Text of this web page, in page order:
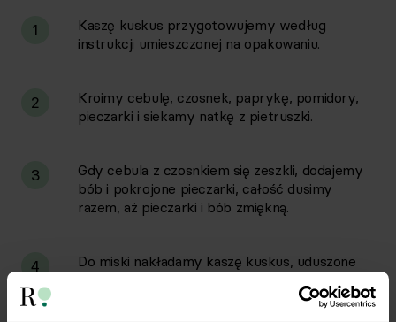
1
Kaszę kuskus przygotowujemy według
instrukcji umieszczonej na opakowaniu.
2
Kroimy cebulę, czosnek, paprykę, pomidory,
pieczarki i siekamy natkę z pietruszki.
3
Gdy cebula z czosnkiem się zeszkli, dodajemy
bób i pokrojone pieczarki, całość dusimy
razem, aż pieczarki i bób zmiękną.
4
Do miski nakładamy kaszę kuskus, uduszone
całość przyprawiamy solą, pieprzem, papryką